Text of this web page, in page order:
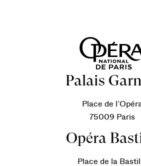
Palais
Place de
75009 Paris
Opéra
Place de la